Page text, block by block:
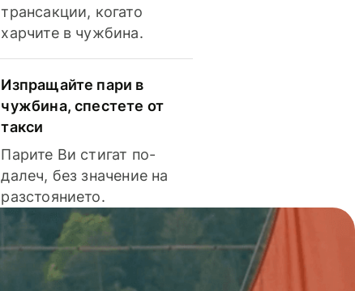
трансакции, когато
харчите в чужбина.
Изпращайте пари в
чужбина, спестете от
такси
Парите Ви стигат по-
далеч, без значение на
разстоянието.